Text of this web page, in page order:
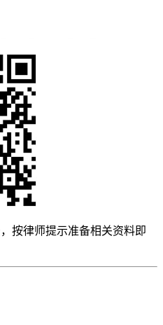
按律师提示准备相关资料即